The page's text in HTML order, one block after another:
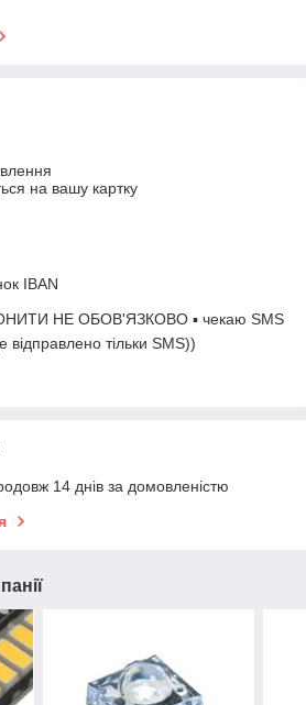
на вашу картку
IBAN
НЕ ОБОВ'ЯЗКОВО ▪️ чекаю SMS
відправлено тільки SMS))
14 днів за домовленістю